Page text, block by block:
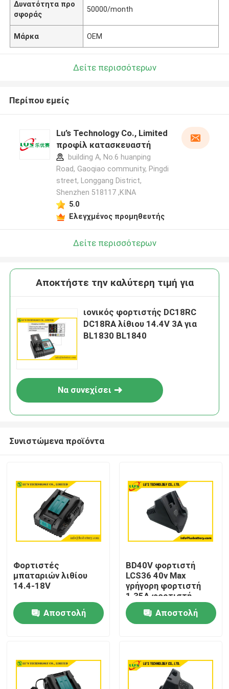
Σπίτι
Περίπου εμείς
Δυνατότητα προ
σφοράς
50000/month
Μάρκα OEM
Δείτε περισσότερων
Περίπου εμείς
Lu’s Technology Co., Limited
προφίλ κατασκευαστή
building A, No.6 huanping
Road, Gaoqiao community, Pingdi
street, Longgang District,
Shenzhen 518117 ,ΚΙΝΑ
5.0
Ελεγχμένος προμηθευτής
Δείτε περισσότερων
Αποκτήστε την καλύτερη τιμή για
ιονικός φορτιστής DC18RC
DC18RA λίθιου 14.4V 3A για
BL1830 BL1840
Να συνεχίσει
Συνιστώμενα προϊόντα
Φορτιστές
μπαταριών λιθίου
14.4-18V
Αποστολή
BD40V φορτιστή
LCS36 40v Max
γρήγορη φορτιστή
1.35A φορτιστή
μπαταριών ιόντων
λιθίου 36V 40V
γρήγορη φορτιστή
Αποστολή